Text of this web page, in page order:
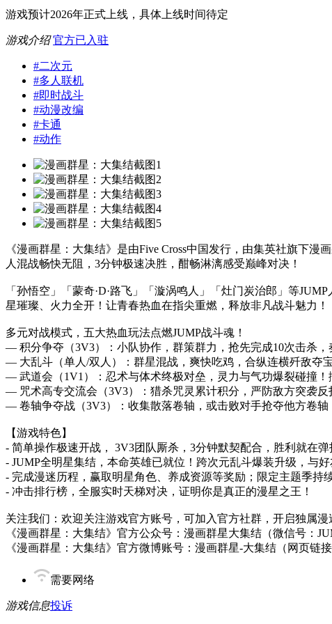
游戏预计2026年正式上线，具体上线时间待定
游戏介绍 官方已入驻
#二次元
#多人联机
#即时战斗
#动漫改编
#卡通
#动作
《漫画群星：大集结》是由Five Cross中国发行，由集英社旗下
人混战畅快无阻，3分钟极速决胜，酣畅淋漓感受巅峰对决！
「孙悟空」「蒙奇·D·路飞」「漩涡鸣人」「灶门炭治郎」等
星璀璨、火力全开！让青春热血在指尖重燃，释放非凡战斗魅力！
多元对战模式，五大热血玩法点燃JUMP战斗魂！
— 积分争夺（3V3）：小队协作，群策群力，抢先完成10次击杀，
— 大乱斗（单人/双人）：群星混战，爽快吃鸡，合纵连横歼敌夺
— 武道会（1V1）：忍术与体术终极对垒，灵力与气功爆裂碰撞！
— 咒术高专交流会（3V3）：猎杀咒灵累计积分，严防敌方突袭
— 卷轴争夺战（3V3）：收集散落卷轴，或击败对手抢夺他方卷轴
【游戏特色】
- 简单操作极速开战， 3V3团队厮杀，3分钟默契配合，胜利就在弹
- JUMP全明星集结，本命英雄已就位！跨次元乱斗爆装升级，与好
- 完成漫迷历程，赢取明星角色、养成资源等奖励；限定主题季持
- 冲击排行榜，全服实时天梯对决，证明你是真正的漫星之王！
关注我们：欢迎关注游戏官方账号，可加入官方社群，开启独属漫
《漫画群星：大集结》官方公众号：漫画群星大集结（微信号：
《漫画群星：大集结》官方微博账号：漫画群星-大集结（网页链接
需要网络
游戏信息投诉